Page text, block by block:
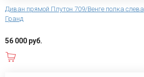
Диван прямой Плутон 709/Венге полка слева
Гранд
56 000 руб.